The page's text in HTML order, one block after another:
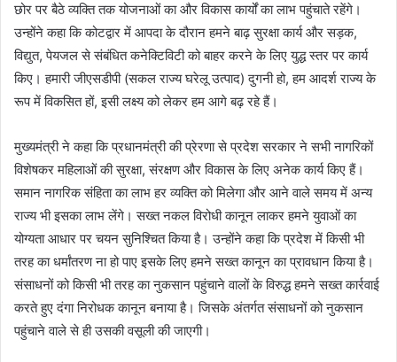
छोर पर बैठे व्यक्ति तक योजनाओं का और विकास कार्यों का लाभ पहुंचाते रहेंगे।
उन्होंने कहा कि कोटद्वार में आपदा के दौरान हमने बाढ़ सुरक्षा कार्य और सड़क,
विद्युत, पेयजल से संबंधित कनेक्टिविटी को बाहर करने के लिए युद्ध स्तर पर कार्य
किए। हमारी जीएसडीपी (सकल राज्य घरेलू उत्पाद) दुगनी हो, हम आदर्श राज्य के
रूप में विकसित हों, इसी लक्ष्य को लेकर हम आगे बढ़ रहे हैं।
मुख्यमंत्री ने कहा कि प्रधानमंत्री की प्रेरणा से प्रदेश सरकार ने सभी नागरिकों
विशेषकर महिलाओं की सुरक्षा, संरक्षण और विकास के लिए अनेक कार्य किए हैं।
समान नागरिक संहिता का लाभ हर व्यक्ति को मिलेगा और आने वाले समय में अन्य
राज्य भी इसका लाभ लेंगे। सख्त नकल विरोधी कानून लाकर हमने युवाओं का
योग्यता आधार पर चयन सुनिश्चित किया है। उन्होंने कहा कि प्रदेश में किसी भी
तरह का धर्मांतरण ना हो पाए इसके लिए हमने सख्त कानून का प्रावधान किया है।
संसाधनों को किसी भी तरह का नुकसान पहुंचाने वालों के विरुद्ध हमने सख्त कार्रवाई
करते हुए दंगा निरोधक कानून बनाया है। जिसके अंतर्गत संसाधनों को नुकसान
पहुंचाने वाले से ही उसकी वसूली की जाएगी।